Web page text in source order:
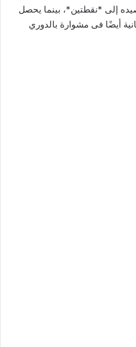
إلى *نقطتين*، بينما يحصل
أيضًا فى مشوارة بالدوري